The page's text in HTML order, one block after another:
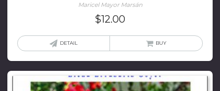
Maricel Mayor Marsán
$12.00
DETAIL BUY